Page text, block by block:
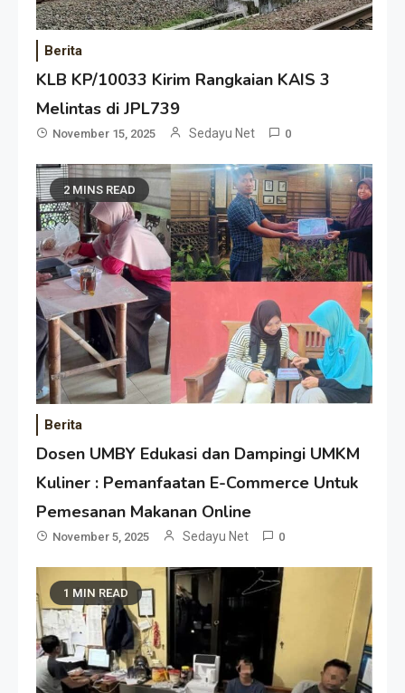
Berita
KLB KP/10033 Kirim Rangkaian KAIS 3
Melintas di JPL739
November 15, 2025 Sedayu Net 0
2 MINS READ
Berita
Dosen UMBY Edukasi dan Dampingi UMKM
Kuliner : Pemanfaatan E-Commerce Untuk
Pemesanan Makanan Online
November 5, 2025 Sedayu Net 0
1 MIN READ